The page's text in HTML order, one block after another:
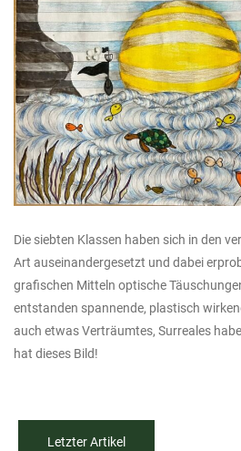
Die siebten Klassen haben sich in den
Art auseinandergesetzt und dabei
grafischen Mitteln optische
entstanden spannende, plastisch
auch etwas Verträumtes, Surreales
hat dieses Bild!
Letzter Artikel